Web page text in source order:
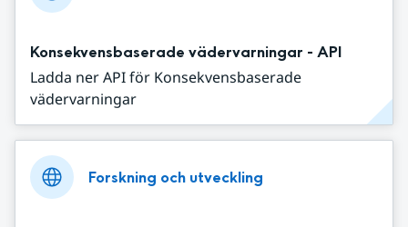
Konsekvensbaserade vädervarningar - API
Ladda ner API för Konsekvensbaserade
vädervarningar
Forskning och utveckling